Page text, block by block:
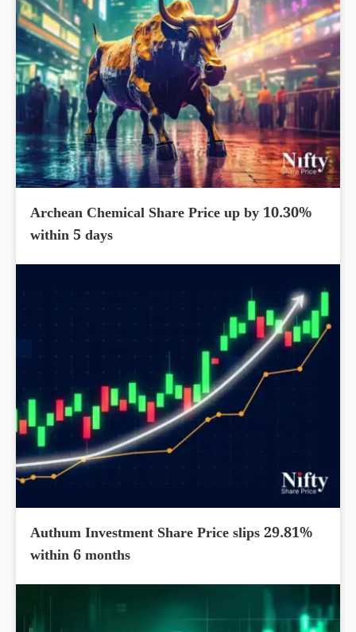
Archean Chemical Share Price up by 10.30%
within 5 days
Authum Investment Share Price slips 29.81%
within 6 months